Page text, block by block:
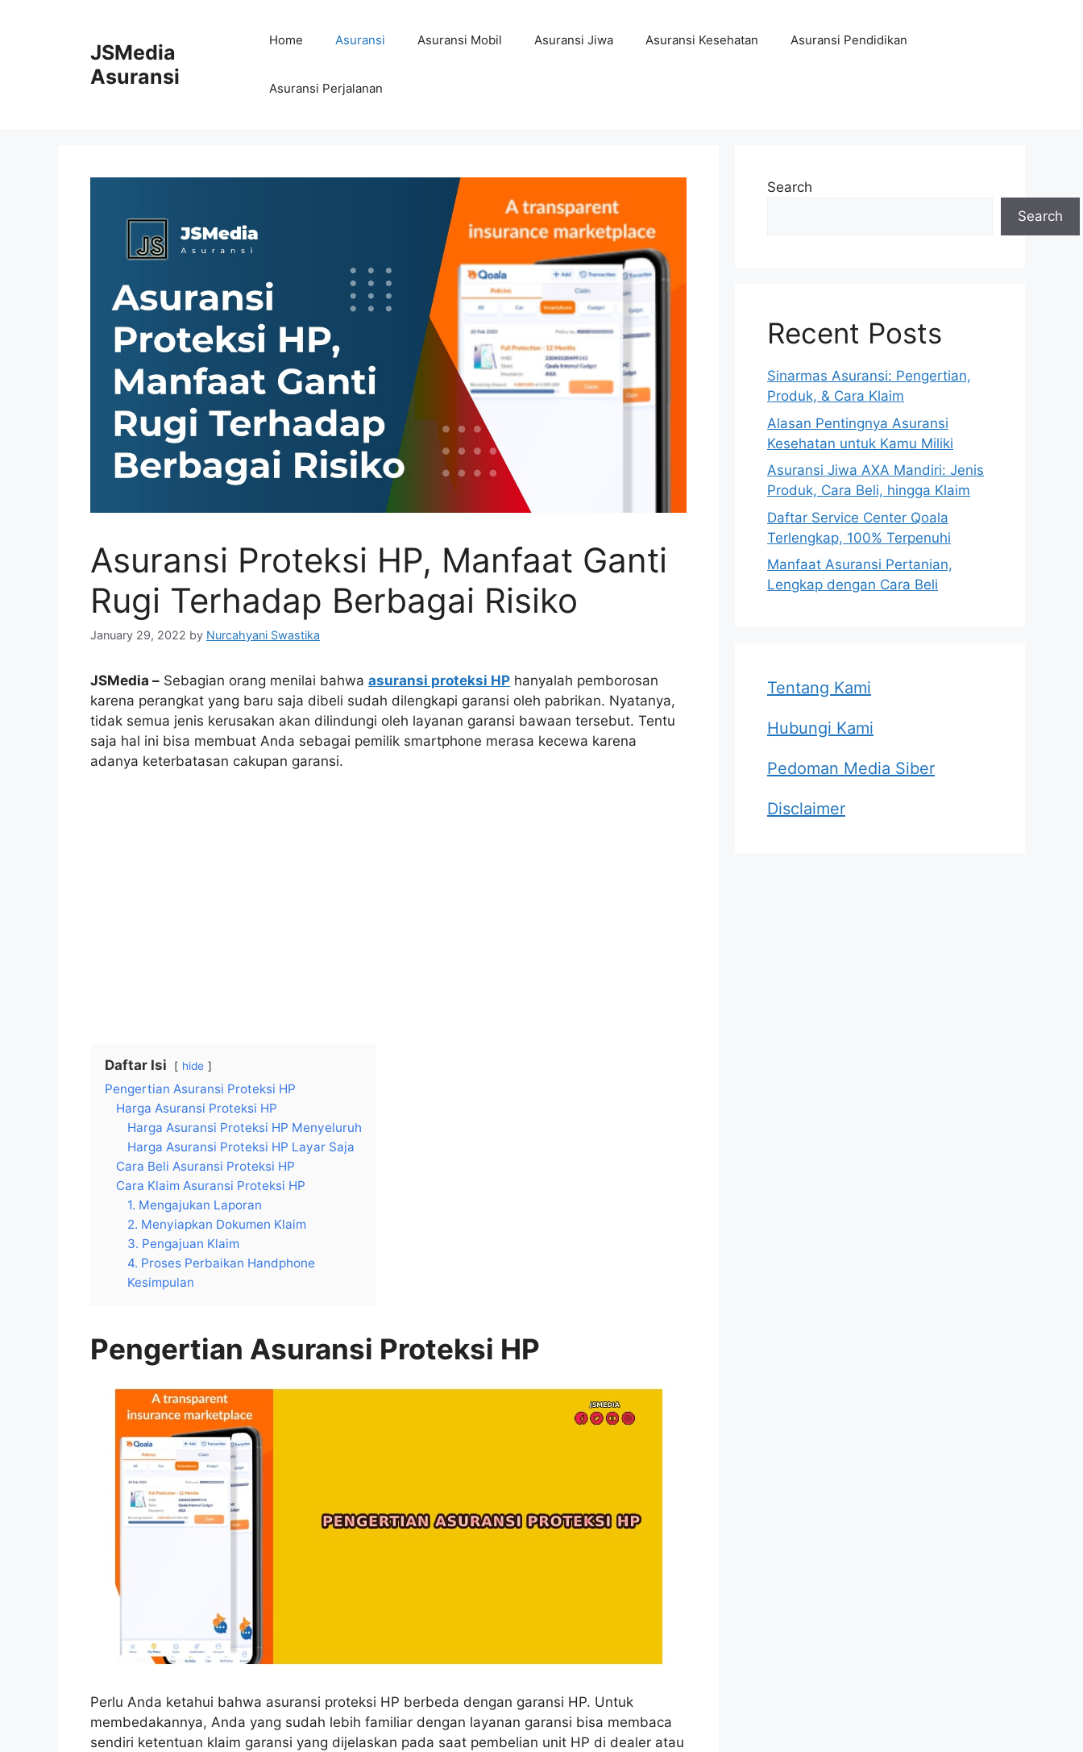
JSMedia
Asuransi
Home Asuransi Asuransi Mobil Asuransi Jiwa Asuransi Kesehatan Asuransi Pendidikan
Asuransi Perjalanan
Asuransi Proteksi HP, Manfaat Ganti
Rugi Terhadap Berbagai Risiko
January 29, 2022 by Nurcahyani Swastika
JSMedia – Sebagian orang menilai bahwa asuransi proteksi HP hanyalah pemborosan
karena perangkat yang baru saja dibeli sudah dilengkapi garansi oleh pabrikan. Nyatanya,
tidak semua jenis kerusakan akan dilindungi oleh layanan garansi bawaan tersebut. Tentu
saja hal ini bisa membuat Anda sebagai pemilik smartphone merasa kecewa karena
adanya keterbatasan cakupan garansi.
Daftar Isi hide
Pengertian Asuransi Proteksi HP
Harga Asuransi Proteksi HP
Harga Asuransi Proteksi HP Menyeluruh
Harga Asuransi Proteksi HP Layar Saja
Cara Beli Asuransi Proteksi HP
Cara Klaim Asuransi Proteksi HP
1. Mengajukan Laporan
2. Menyiapkan Dokumen Klaim
3. Pengajuan Klaim
4. Proses Perbaikan Handphone
Kesimpulan
Pengertian Asuransi Proteksi HP
Perlu Anda ketahui bahwa asuransi proteksi HP berbeda dengan garansi HP. Untuk
membedakannya, Anda yang sudah lebih familiar dengan layanan garansi bisa membaca
sendiri ketentuan klaim garansi yang dijelaskan pada saat pembelian unit HP di dealer atau
Search
Search
Recent Posts
Sinarmas Asuransi: Pengertian,
Produk, & Cara Klaim
Alasan Pentingnya Asuransi
Kesehatan untuk Kamu Miliki
Asuransi Jiwa AXA Mandiri: Jenis
Produk, Cara Beli, hingga Klaim
Daftar Service Center Qoala
Terlengkap, 100% Terpenuhi
Manfaat Asuransi Pertanian,
Lengkap dengan Cara Beli
Tentang Kami
Hubungi Kami
Pedoman Media Siber
Disclaimer